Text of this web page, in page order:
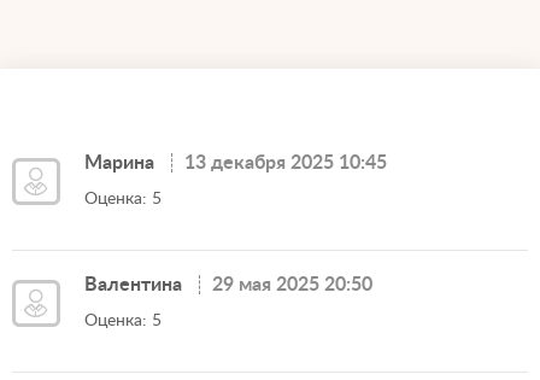
Марина 13 декабря 2025 10:45
Оценка: 5
Валентина 29 мая 2025 20:50
Оценка: 5